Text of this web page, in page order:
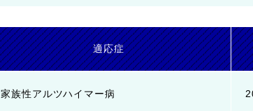
適応症
家族性アルツハイマー病